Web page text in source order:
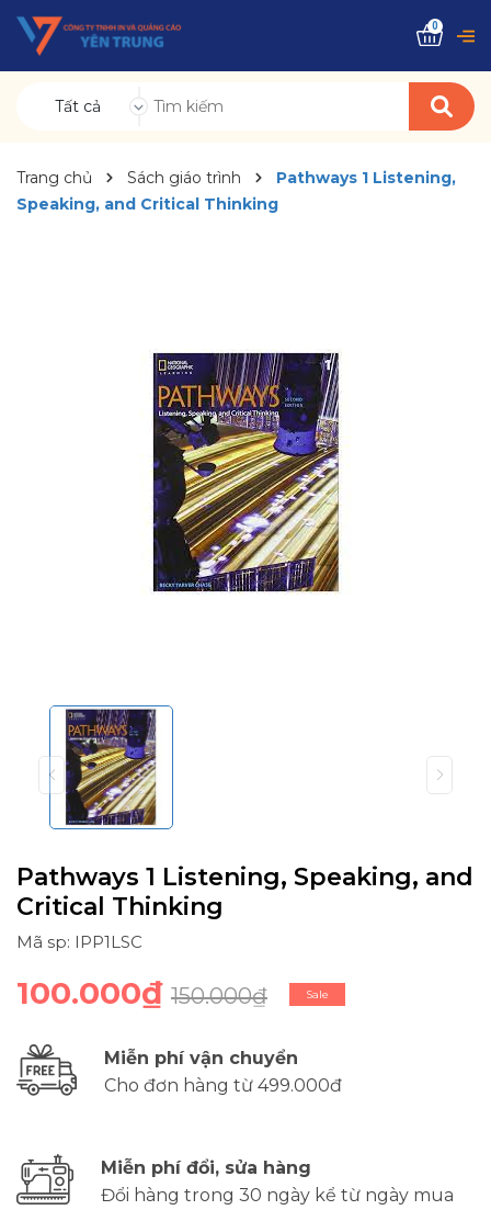
Tất cả
0
Trang chủ Sách giáo trình
Pathways 1 Listening,
Speaking, and Critical Thinking
Pathways 1 Listening, Speaking, and
Critical Thinking
Mã sp: IPP1LSC
100.000₫ 150.000₫ Sale
Miễn phí vận chuyển
Cho đơn hàng từ 499.000đ
Miễn phí đổi, sửa hàng
Đổi hàng trong 30 ngày kể từ ngày mua